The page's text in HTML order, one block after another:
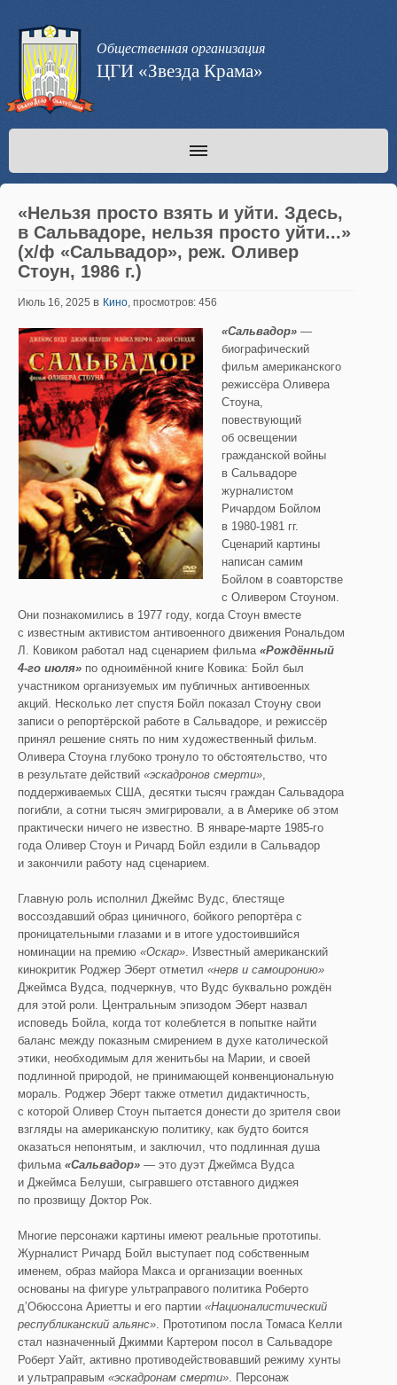
Общественная организация
ЦГИ «Звезда Крама»
«Нельзя просто взять и уйти. Здесь,
в Сальвадоре, нельзя просто уйти...»
(х/ф «Сальвадор», реж. Оливер
Стоун, 1986 г.)
Июль 16, 2025 в Кино, просмотров: 456
«Сальвадор» —
биографический
фильм американского
режиссёра Оливера
Стоуна,
повествующий
об освещении
гражданской войны
в Сальвадоре
журналистом
Ричардом Бойлом
в 1980-1981 гг.
Сценарий картины
написан самим
Бойлом в соавторстве
с Оливером Стоуном.
Они познакомились в 1977 году, когда Стоун вместе
с известным активистом антивоенного движения Рональдом
Л. Ковиком работал над сценарием фильма «Рождённый
4-го июля» по одноимённой книге Ковика: Бойл был
участником организуемых им публичных антивоенных
акций. Несколько лет спустя Бойл показал Стоуну свои
записи о репортёрской работе в Сальвадоре, и режиссёр
принял решение снять по ним художественный фильм.
Оливера Стоуна глубоко тронуло то обстоятельство, что
в результате действий «эскадронов смерти»,
поддерживаемых США, десятки тысяч граждан Сальвадора
погибли, а сотни тысяч эмигрировали, а в Америке об этом
практически ничего не известно. В январе-марте 1985-го
года Оливер Стоун и Ричард Бойл ездили в Сальвадор
и закончили работу над сценарием.
Главную роль исполнил Джеймс Вудс, блестяще
воссоздавший образ циничного, бойкого репортёра с
проницательными глазами и в итоге удостоившийся
номинации на премию «Оскар». Известный американский
кинокритик Роджер Эберт отметил «нерв и самоиронию»
Джеймса Вудса, подчеркнув, что Вудс буквально рождён
для этой роли. Центральным эпизодом Эберт назвал
исповедь Бойла, когда тот колеблется в попытке найти
баланс между показным смирением в духе католической
этики, необходимым для женитьбы на Марии, и своей
подлинной природой, не принимающей конвенциональную
мораль. Роджер Эберт также отметил дидактичность,
с которой Оливер Стоун пытается донести до зрителя свои
взгляды на американскую политику, как будто боится
оказаться непонятым, и заключил, что подлинная душа
фильма «Сальвадор» — это дуэт Джеймса Вудса
и Джеймса Белуши, сыгравшего отставного диджея
по прозвищу Доктор Рок.
Многие персонажи картины имеют реальные прототипы.
Журналист Ричард Бойл выступает под собственным
именем, образ майора Макса и организации военных
основаны на фигуре ультраправого политика Роберто
д’Обюссона Ариетты и его партии «Националистический
республиканский альянс». Прототипом посла Томаса Келли
стал назначенный Джимми Картером посол в Сальвадоре
Роберт Уайт, активно противодействовавший режиму хунты
и ультраправым «эскадронам смерти». Персонаж